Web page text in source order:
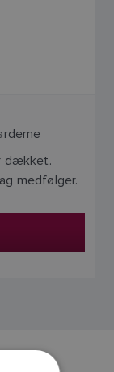
dækket.
medfølger.